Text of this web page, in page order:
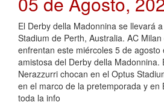
El Derby della Madonnina se llevará
Stadium de Perth, Australia. AC
enfrentan este miércoles 5 de agosto
amistosa del Derby della Madonnina.
Nerazzurri chocan en el Optus
en el marco de la pretemporada y en
toda la info